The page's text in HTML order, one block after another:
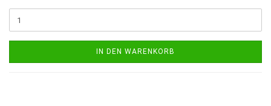
IN DEN WARENKORB